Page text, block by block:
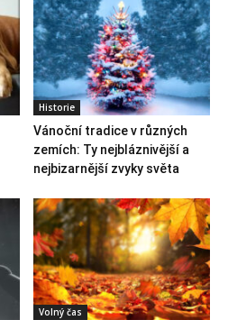
Historie
Vánoční tradice v různých
zemích: Ty nejbláznivější a
nejbizarnější zvyky světa
Volný čas